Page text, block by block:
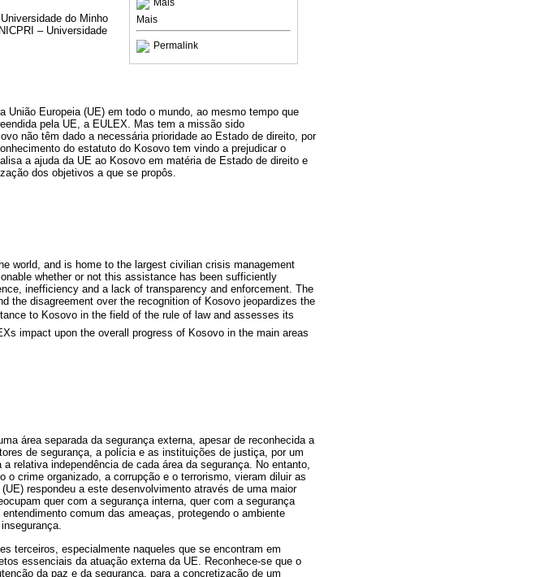
Mais
Mais
Permalink
do Minho
– Universidade
União Europeia (UE) em todo o mundo, ao mesmo tempo que
pela UE, a EULEX. Mas tem a missão sido
não têm dado a necessária prioridade ao Estado de direito, por
do estatuto do Kosovo tem vindo a prejudicar o
a ajuda da UE ao Kosovo em matéria de Estado de direito e
dos objetivos a que se propôs.
world, and is home to the largest civilian crisis management
whether or not this assistance has been sufficiently
inefficiency and a lack of transparency and enforcement. The
the disagreement over the recognition of Kosovo jeopardizes the
to Kosovo in the field of the rule of law and assesses its
impact upon the overall progress of Kosovo in the main areas
área separada da segurança externa, apesar de reconhecida a
de segurança, a polícia e as instituições de justiça, por um
relativa independência de cada área da segurança. No entanto,
crime organizado, a corrupção e o terrorismo, vieram diluir as
respondeu a este desenvolvimento através de uma maior
quer com a segurança interna, quer com a segurança
comum das ameaças, protegendo o ambiente
terceiros, especialmente naqueles que se encontram em
essenciais da atuação externa da UE. Reconhece-se que o
da paz e da segurança, para a concretização de um